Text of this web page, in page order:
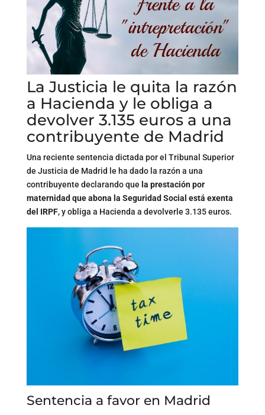
La Justicia le quita la razón
a Hacienda y le obliga a
devolver 3.135 euros a una
contribuyente de Madrid
Una reciente sentencia dictada por el Tribunal Superior
de Justicia de Madrid le ha dado la razón a una
contribuyente declarando que la prestación por
maternidad que abona la Seguridad Social está exenta
del IRPF, y obliga a Hacienda a devolverle 3.135 euros.
Sentencia a favor en Madrid